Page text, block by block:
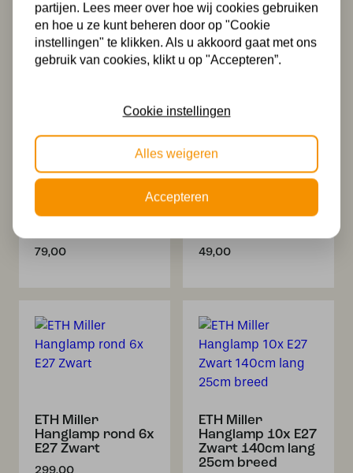
Zwart
279,00
15W Zwart
59,00
Tafellamp 1x E27
79,00
ETH Miller
Wandspot 1x E27
49,00
ETH Miller
Hanglamp rond 6x
E27 Zwart
299,00
ETH Miller
Hanglamp 10x E27
Zwart 140cm lang
25cm breed
partijen. Lees meer over hoe wij cookies gebruiken
en hoe u ze kunt beheren door op "Cookie
instellingen" te klikken. Als u akkoord gaat met ons
gebruik van cookies, klikt u op "Accepteren”.
Cookie instellingen
Alles weigeren
Accepteren